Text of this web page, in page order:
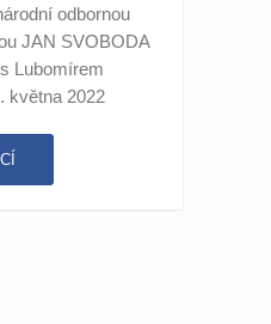
odbornou
JAN SVOBODA
Lubomírem
května 2022